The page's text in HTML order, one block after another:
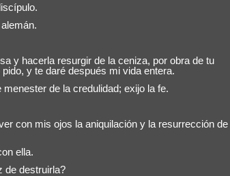
hacerla resurgir de la ceniza, por obra de tu
y te daré después mi vida entera.
de la credulidad; exijo la fe.
con mis ojos la aniquilación y la resurrección de
ella.
destruirla?